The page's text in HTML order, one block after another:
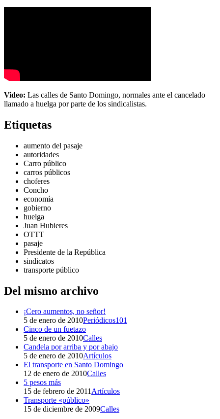
Video: Las calles de Santo Domingo, normales ante el cancelado
llamado a huelga por parte de los sindicalistas.
Etiquetas
aumento del pasaje
autoridades
Carro público
carros públicos
choferes
Concho
economía
gobierno
huelga
Juan Hubieres
OTTT
pasaje
Presidente de la República
sindicatos
transporte público
Del mismo archivo
¡Cero aumentos, no señor!
5 de enero de 2010Periódicos101
Cinco de un fuetazo
5 de enero de 2010Calles
Candela por arriba y por abajo
5 de enero de 2010Artículos
El transporte en Santo Domingo
12 de enero de 2010Calles
5 pesos más
15 de febrero de 2011Artículos
Transporte «público»
15 de diciembre de 2009Calles